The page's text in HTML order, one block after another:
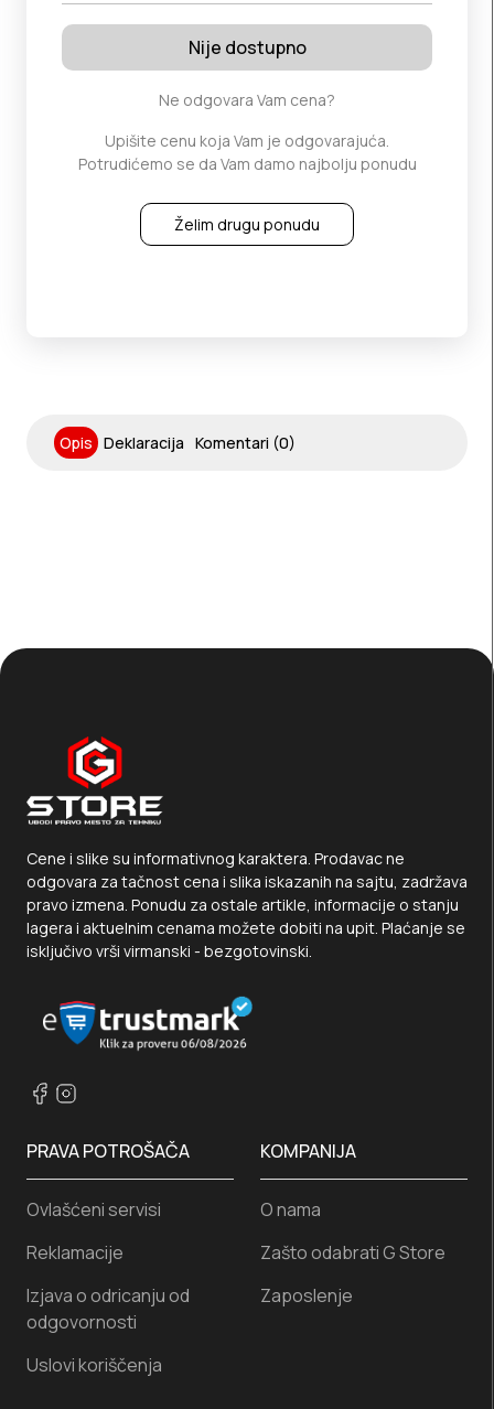
Nije dostupno
Ne odgovara Vam cena?
Upišite cenu koja Vam je odgovarajuća.
Potrudićemo se da Vam damo najbolju ponudu
Želim drugu ponudu
Opis Deklaracija Komentari (0)
Cene i slike su informativnog karaktera. Prodavac ne
odgovara za tačnost cena i slika iskazanih na sajtu, zadržava
pravo izmena. Ponudu za ostale artikle, informacije o stanju
lagera i aktuelnim cenama možete dobiti na upit. Plaćanje se
isključivo vrši virmanski - bezgotovinski.
PRAVA POTROŠAČA
Ovlašćeni servisi
Reklamacije
Izjava o odricanju od
odgovornosti
Uslovi koriščenja
KOMPANIJA
O nama
Zašto odabrati G Store
Zaposlenje